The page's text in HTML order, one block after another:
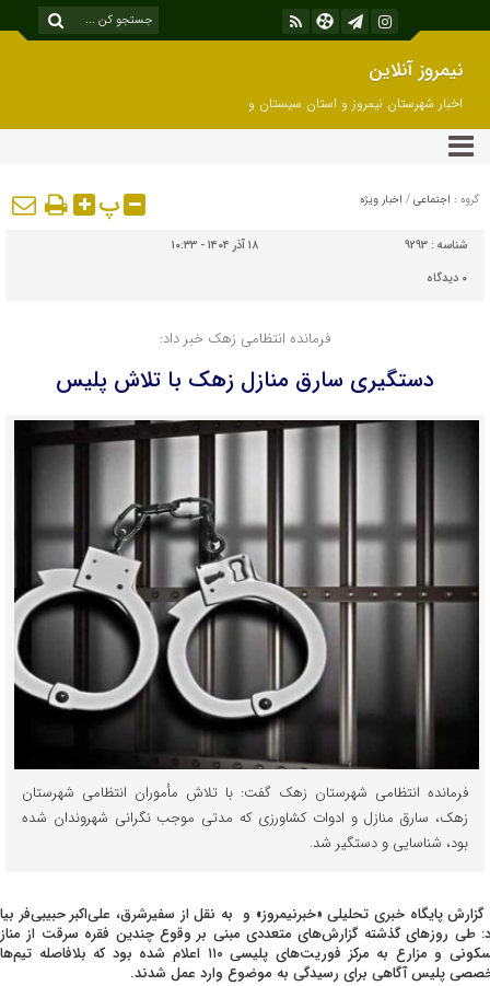
نیمروز آنلاین
اخبار شهرستان نیمروز و استان سیستان و
بلوچستان
گروه : اجتماعی / اخبار ویژه پ
شناسه : 9293
۱۸ آذر ۱۴۰۴ - ۱۰:۳۳
۰ دیدگاه
فرمانده انتظامی زهک خبر داد:
دستگیری سارق منازل زهک با تلاش پلیس
فرمانده انتظامی شهرستان زهک گفت: با تلاش مأموران انتظامی شهرستان
زهک، سارق منازل و ادوات کشاورزی که مدتی موجب نگرانی شهروندان شده
بود، شناسایی و دستگیر شد.
گزارش پایگاه خبری تحلیلی «خبرنیمروز» و به نقل از سفیرشرق، علی‌اکبر حبیبی‌فر
طی روزهای گذشته گزارش‌های متعددی مبنی بر وقوع چندین فقره سرقت از
مسکونی و مزارع به مرکز فوریت‌های پلیسی ۱۱۰ اعلام شده بود که بلافاصله
پلیس آگاهی برای رسیدگی به موضوع وارد عمل شدند.